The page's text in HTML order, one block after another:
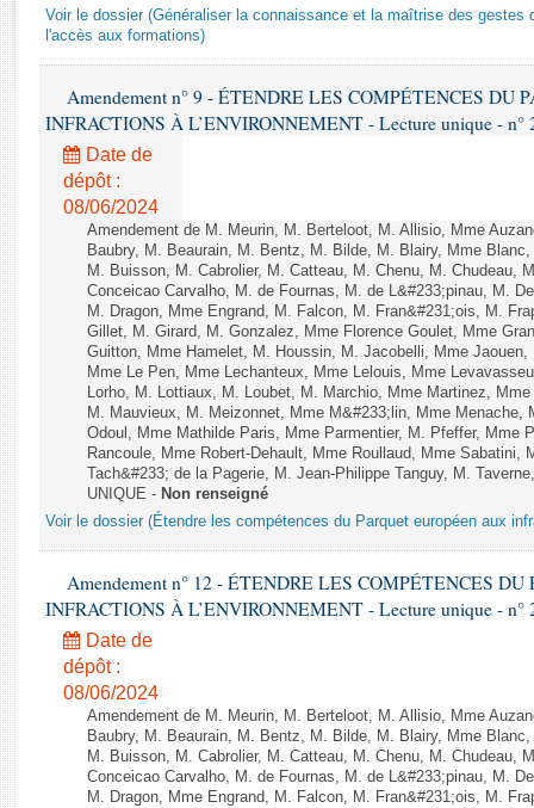
Rapports législatifs
Rapports sur l'application des lois
Baromètre de l’application des lois
Dossiers législatifs
Budget et sécurité sociale
Questions écrites et orales
Comptes rendus des débats
Voir le dossier (Généraliser la connaissance et la maîtrise des gestes
l'accès aux formations)
Amendement n° 9 - ÉTENDRE LES COMPÉTENCES DU
INFRACTIONS À L’ENVIRONNEMENT - Lecture unique - n°
Date de
dépôt :
08/06/2024
Amendement de M. Meurin, M. Berteloot, M. Allisio, Mme
Baubry, M. Beaurain, M. Bentz, M. Bilde, M. Blairy, Mme
M. Buisson, M. Cabrolier, M. Catteau, M. Chenu, M. Chudeau,
Conceicao Carvalho, M. de Fournas, M. de L&#233;pinau, M.
M. Dragon, Mme Engrand, M. Falcon, M. Fran&#231;ois, M.
Gillet, M. Girard, M. Gonzalez, Mme Florence Goulet, Mme
Guitton, Mme Hamelet, M. Houssin, M. Jacobelli, Mme
Mme Le Pen, Mme Lechanteux, Mme Lelouis, Mme
Lorho, M. Lottiaux, M. Loubet, M. Marchio, Mme Martinez,
M. Mauvieux, M. Meizonnet, Mme M&#233;lin, Mme Menache,
Odoul, Mme Mathilde Paris, Mme Parmentier, M. Pfeffer, Mme
Rancoule, Mme Robert-Dehault, Mme Roullaud, Mme
Tach&#233; de la Pagerie, M. Jean-Philippe Tanguy, M.
UNIQUE - Non renseigné
Voir le dossier (Étendre les compétences du Parquet européen aux
Amendement n° 12 - ÉTENDRE LES COMPÉTENCES
INFRACTIONS À L’ENVIRONNEMENT - Lecture unique - n°
Date de
dépôt :
08/06/2024
Amendement de M. Meurin, M. Berteloot, M. Allisio, Mme
Baubry, M. Beaurain, M. Bentz, M. Bilde, M. Blairy, Mme
M. Buisson, M. Cabrolier, M. Catteau, M. Chenu, M. Chudeau,
Conceicao Carvalho, M. de Fournas, M. de L&#233;pinau, M.
M. Dragon, Mme Engrand, M. Falcon, M. Fran&#231;ois, M.